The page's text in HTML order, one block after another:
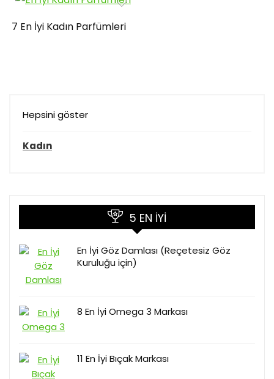
7 En İyi Kadın Parfümleri
Hepsini göster
Kadın
5 EN İYI
En İyi Göz Damlası (Reçetesiz Göz
Kuruluğu için)
8 En İyi Omega 3 Markası
11 En İyi Bıçak Markası